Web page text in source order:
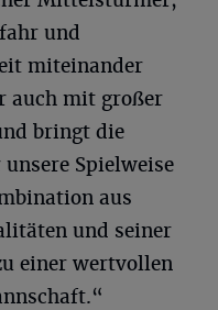
und
miteinander
auch mit großer
bringt die
Spielweise
aus
und seiner
einer wertvollen